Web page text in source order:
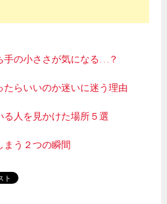
手の小ささが気になる…？
たらいいのか迷いに迷う理由
る人を見かけた場所５選
まう２つの瞬間